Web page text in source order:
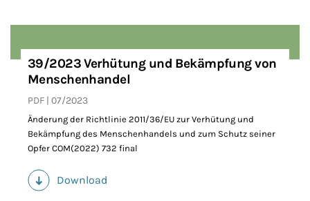
39/2023 Verhütung und Bekämpfung von
Menschenhandel
PDF 07/2023
Änderung der Richtlinie 2011/36/EU zur Verhütung und
Bekämpfung des Menschenhandels und zum Schutz seiner
Opfer COM(2022) 732 final
Download
(PDF)